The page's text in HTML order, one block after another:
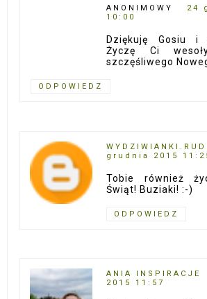
ANONIMOWY
24
10:00
Dziękuję Gosiu i
Życzę Ci
szczęśliwego
ODPOWIEDZ
grudnia 2015
Tobie również
Świąt! Buziaki! :-)
ODPOWIEDZ
ANIA INSPIRACJE
2015 11:57